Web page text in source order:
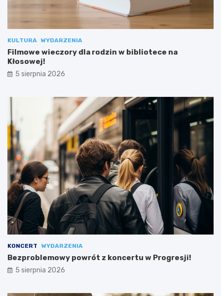
KULTURA WYDARZENIA
Filmowe wieczory dla rodzin w bibliotece na
Kłosowej!
5 sierpnia 2026
KONCERT WYDARZENIA
Bezproblemowy powrót z koncertu w Progresji!
5 sierpnia 2026